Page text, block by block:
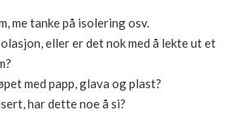
me tanke på isolering osv.
eller er det nok med å lekte ut et
med papp, glava og plast?
har dette noe å si?